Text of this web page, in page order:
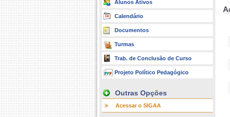
Alunos Ativos
Calendário
Documentos
Turmas
Trab. de Conclusão de Curso
Projeto Político Pedagógico
Outras Opções
Acessar o SIGAA